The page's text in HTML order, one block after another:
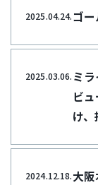
2025.04.24.ゴ
2025.03.06. ミ
ビ
け、
2024.12.18.大